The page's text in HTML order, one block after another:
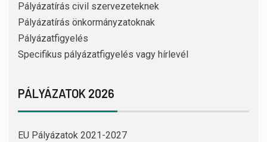
Pályázatírás civil szervezeteknek
Pályázatírás önkormányzatoknak
Pályázatfigyelés
Specifikus pályázatfigyelés vagy hírlevél
PÁLYÁZATOK 2026
EU Pályázatok 2021-2027